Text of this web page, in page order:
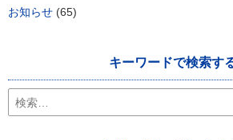
お知らせ (65)
キーワードで検索す
検
索: